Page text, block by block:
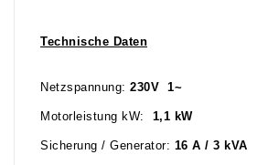
Technische Daten
Netzspannung: 230V 1~
Motorleistung kW: 1,1 kW
Sicherung / Generator: 16 A / 3 kVA